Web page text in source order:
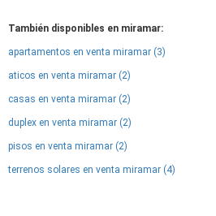
También disponibles en miramar:
apartamentos en venta miramar (3)
aticos en venta miramar (2)
casas en venta miramar (2)
duplex en venta miramar (2)
pisos en venta miramar (2)
terrenos solares en venta miramar (4)